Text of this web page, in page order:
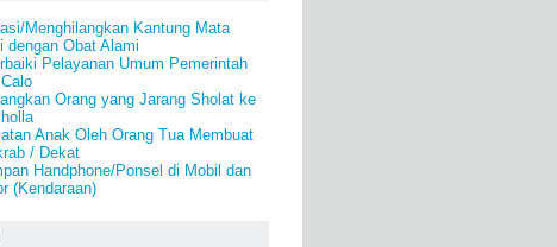
Menghilangkan Kantung Mata
dengan Obat Alami
Pelayanan Umum Pemerintah
Orang yang Jarang Sholat ke
Anak Oleh Orang Tua Membuat
/ Dekat
Handphone/Ponsel di Mobil dan
(Kendaraan)